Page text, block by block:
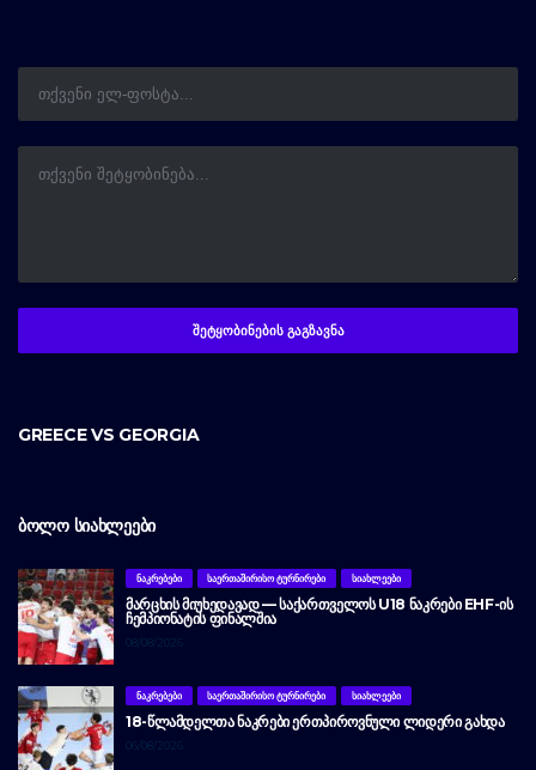
GREECE VS GEORGIA
ᲑᲝᲚᲝ ᲡᲘᲐᲮᲚᲔᲔᲑᲘ
ᲜᲐᲙᲠᲔᲑᲔᲑᲘ ᲡᲐᲔᲠᲗᲐᲨᲘᲠᲘᲡᲝ ᲢᲣᲠᲜᲘᲠᲔᲑᲘ ᲡᲘᲐᲮᲚᲔᲔᲑᲘ
ᲛᲐᲠᲪᲮᲘᲡ ᲛᲘᲣᲮᲔᲓᲐᲕᲐᲓ — ᲡᲐᲥᲐᲠᲗᲕᲔᲚᲝᲡ U18 ᲜᲐᲙᲠᲔᲑᲘ EHF-ᲘᲡ
ᲩᲔᲛᲞᲘᲝᲜᲐᲢᲘᲡ ᲤᲘᲜᲐᲚᲨᲘᲐ
08/08/2026
ᲜᲐᲙᲠᲔᲑᲔᲑᲘ ᲡᲐᲔᲠᲗᲐᲨᲘᲠᲘᲡᲝ ᲢᲣᲠᲜᲘᲠᲔᲑᲘ ᲡᲘᲐᲮᲚᲔᲔᲑᲘ
18-ᲬᲚᲐᲛᲓᲔᲚᲗᲐ ᲜᲐᲙᲠᲔᲑᲘ ᲔᲠᲗᲞᲘᲠᲝᲕᲜᲣᲚᲘ ᲚᲘᲓᲔᲠᲘ ᲒᲐᲮᲓᲐ
06/08/2026